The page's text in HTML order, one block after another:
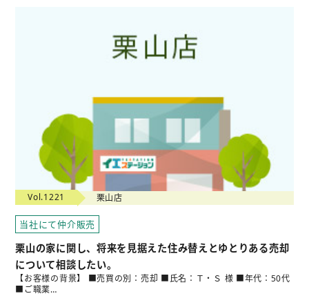
Vol.1221 栗山店
当社にて仲介販売
栗山の家に関し、将来を見据えた住み替えとゆとりある売却
について相談したい。
【お客様の背景】 ■売買の別：売却 ■氏名：Ｔ・Ｓ 様 ■年代：50代
■ご職業…